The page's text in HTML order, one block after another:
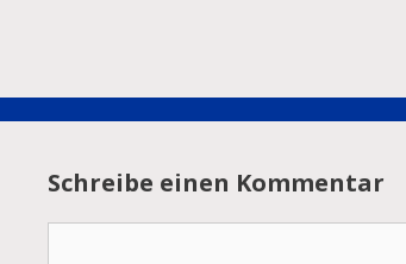
Schreibe einen Kommentar